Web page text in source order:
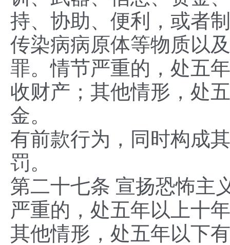
持、协助、便利，或者
传染病病原体等物质以
罪。情节严重的，处五
收财产；其他情形，处
金。
有前款行为，同时构成
罚。
第二十七条 宣扬恐怖主
严重的，处五年以上十
其他情形，处五年以下